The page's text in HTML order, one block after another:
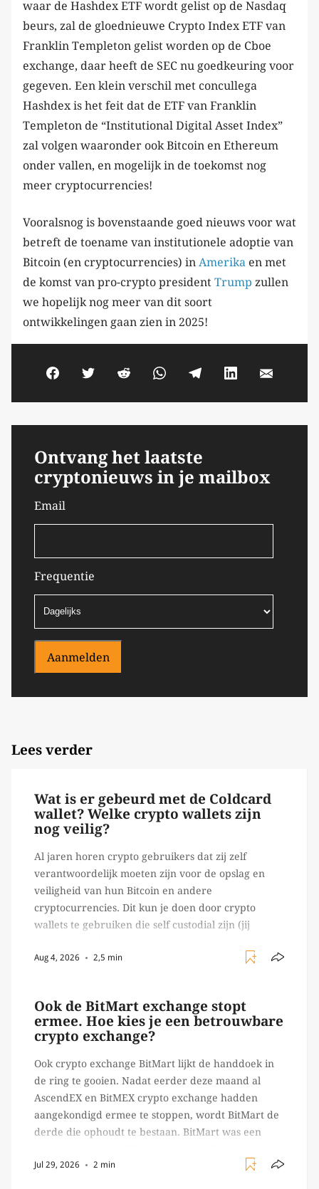
waar de Hashdex ETF wordt gelist op de Nasdaq
beurs, zal de gloednieuwe Crypto Index ETF van
Franklin Templeton gelist worden op de Cboe
exchange, daar heeft de SEC nu goedkeuring voor
gegeven. Een klein verschil met concullega
Hashdex is het feit dat de ETF van Franklin
Templeton de “Institutional Digital Asset Index”
zal volgen waaronder ook Bitcoin en Ethereum
onder vallen, en mogelijk in de toekomst nog
meer cryptocurrencies!
Vooralsnog is bovenstaande goed nieuws voor wat
betreft de toename van institutionele adoptie van
Bitcoin (en cryptocurrencies) in Amerika en met
de komst van pro-crypto president Trump zullen
we hopelijk nog meer van dit soort
ontwikkelingen gaan zien in 2025!
Ontvang het laatste
cryptonieuws in je mailbox
Email
Frequentie
Aanmelden
Lees verder
Wat is er gebeurd met de Coldcard
wallet? Welke crypto wallets zijn
nog veilig?
Al jaren horen crypto gebruikers dat zij zelf
verantwoordelijk moeten zijn voor de opslag en
veiligheid van hun Bitcoin en andere
cryptocurrencies. Dit kun je doen door crypto
wallets te gebruiken die self custodial zijn (jij
Ledger of Trezor bijvoorbeeld. Echter, op 29 juli
Aug 4, 2026 2,5 min
Ook de BitMart exchange stopt
ermee. Hoe kies je een betrouwbare
crypto exchange?
Ook crypto exchange BitMart lijkt de handdoek in
de ring te gooien. Nadat eerder deze maand al
AscendEX en BitMEX crypto exchange hadden
aangekondigd ermee te stoppen, wordt BitMart de
derde die ophoudt te bestaan. BitMart was een
crypto handelaren terecht konden om te handelen
Jul 29, 2026 2 min